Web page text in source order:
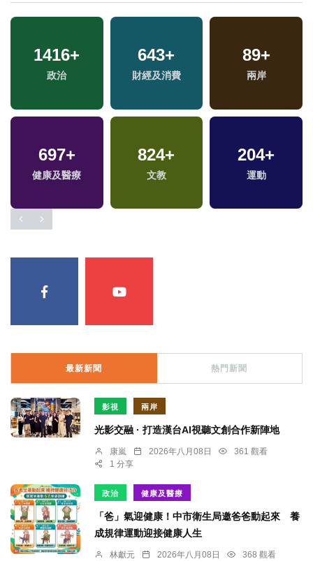
1416+
政治
643+
財經及消費
89+
兩岸
697+
健康及醫療
824+
文教
204+
運動
最新新聞 熱門新聞
影視 兩岸
光影交融 · 打造漢台AI視聽文創合作新陣地
康嵐 2026年八月08日
361 觀看
1 分享
政治 健康及醫療
「爸」氣迎健康！中市衛生局邀爸爸動起來 養
成規律運動迎接健康人生
林獻元 2026年八月08日
368 觀看